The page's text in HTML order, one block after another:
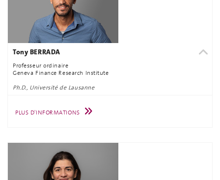
Tony BERRADA
Professeur ordinaire
Geneva Finance Research Institute
Ph.D., Université de Lausanne
PLUS D'INFORMATIONS